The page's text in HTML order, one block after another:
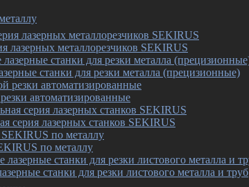
лазерных металлорезчиков SEKIRUS
станки для резки металла (прецизионные)
автоматизированные
серия лазерных станков SEKIRUS
по металлу
станки для резки листового металла и труб